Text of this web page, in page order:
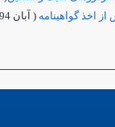
اخذ گواهینامه ( آبان 1394)